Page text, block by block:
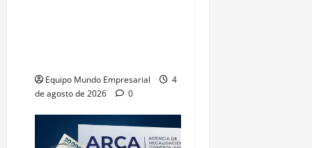
Equipo Mundo Empresarial
4
de agosto de 2026
0